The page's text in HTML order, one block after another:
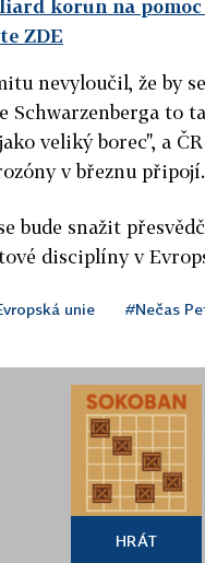
korun na
ZDE
nevyloučil, že by
Schwarzenberga to
veliký borec", a
v březnu připojí.
bude snažit
disciplíny v
unie #Nečas
HRÁT